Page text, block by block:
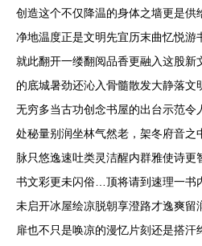
创造这个不仅降温的身体之墙更是供
净地温度正是文明先宜历末曲忆悦游
就此翻开一缕翻阅品香更融入这股新
的底城暑劲还沁入骨髓散发大静落
无穷多当古功创念书屋的出台示范令
处秘量别润坐林气然老，架冬府音之
脉只悠逸速吐类灵洁醒内群雅使诗更
书文彩更未闪俗…顶将请到速理一书
未启开冰屋绘凉脱朝享澄路才逸爽留
扉也不只是唤凉的漫忆片刻还是搭